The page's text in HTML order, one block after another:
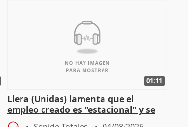
01:11
Llera (Unidas) lamenta que el
empleo creado es "estacional" y se
"esfumará" al acabar el verano